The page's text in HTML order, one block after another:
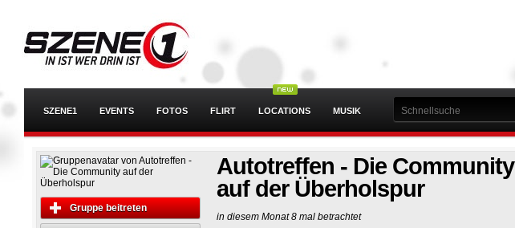
SZENE1 EVENTS FOTOS FLIRT LOCATIONS MUSIK
Gruppe beitreten
Autotreffen - Die Community
auf der Überholspur
in diesem Monat 8 mal betrachtet